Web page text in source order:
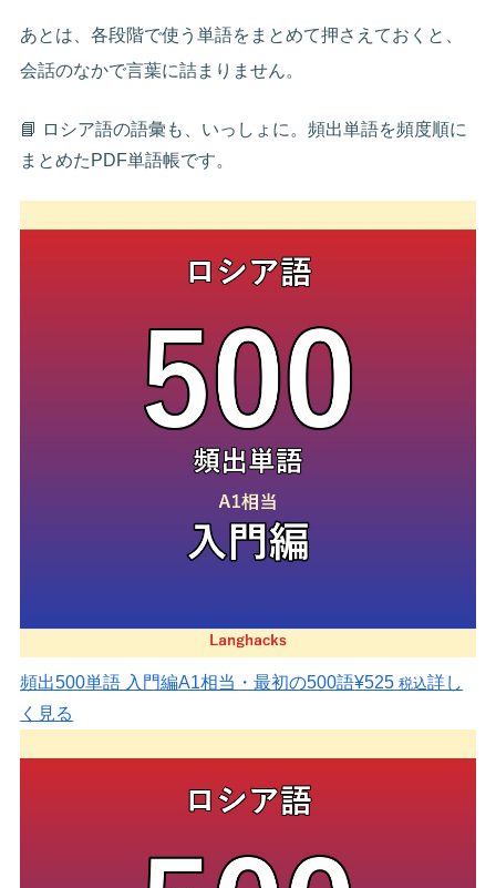
あとは、各段階で使う単語をまとめて押さえておくと、
会話のなかで言葉に詰まりません。
📘 ロシア語の語彙も、いっしょに。頻出単語を頻度順に
まとめたPDF単語帳です。
頻出500単語 入門編A1相当・最初の500語¥525 税込詳し
く見る